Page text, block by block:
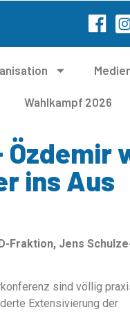
Wahlkampf 2026
Özdemir
ins Aus
Fraktion, Jens
sind völlig
Extensivierung der